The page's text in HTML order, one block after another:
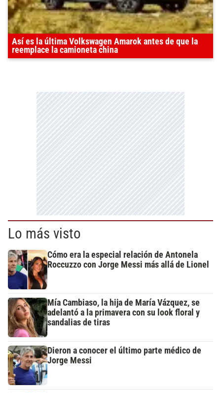
Así es la última Volkswagen Amarok antes de que la
reemplace la camioneta china
Lo más visto
Cómo era la especial relación de Antonela
Roccuzzo con Jorge Messi más allá de Lionel
Mía Cambiaso, la hija de María Vázquez, se
adelantó a la primavera con su look floral y
sandalias de tiras
Dieron a conocer el último parte médico de
Jorge Messi